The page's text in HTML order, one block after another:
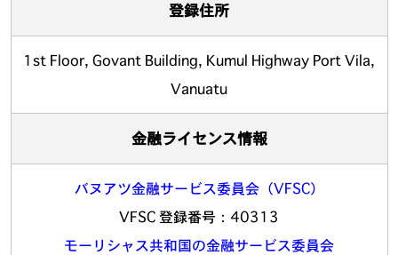
登録住所
1st Floor, Govant Building, Kumul Highway Port Vila,
Vanuatu
金融ライセンス情報
バヌアツ金融サービス委員会（VFSC）
VFSC 登録番号：40313
モーリシャス共和国の金融サービス委員会